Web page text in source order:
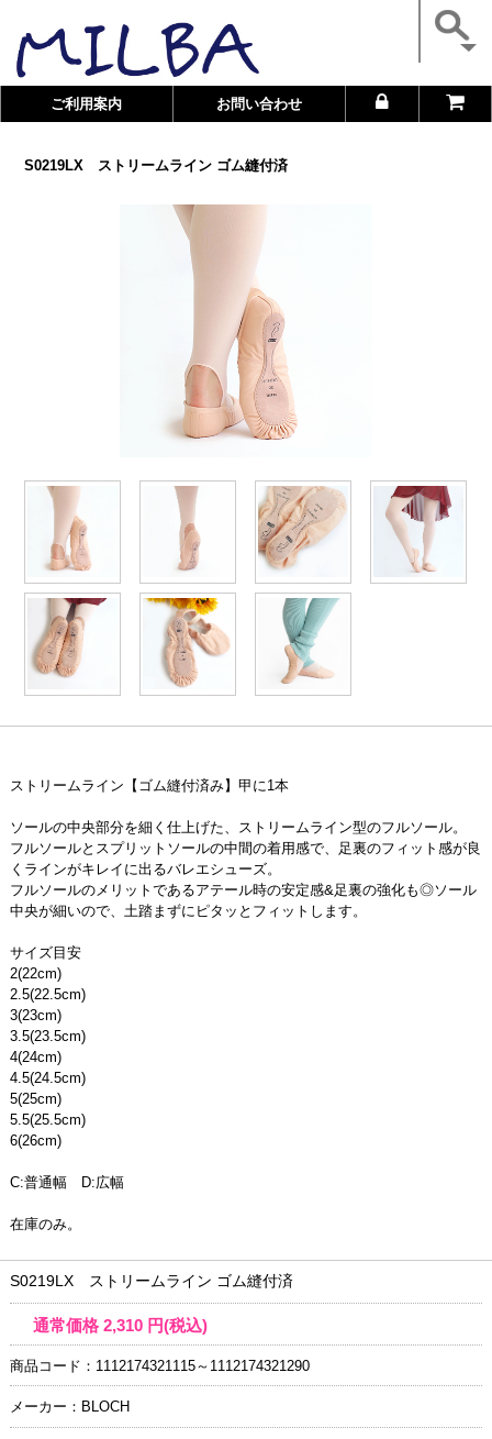
ご利用案内 お問い合わせ
S0219LX ストリームライン ゴム縫付済
ストリームライン【ゴム縫付済み】甲に1本
ソールの中央部分を細く仕上げた、ストリームライン型のフルソール。
フルソールとスプリットソールの中間の着用感で、足裏のフィット感が良
くラインがキレイに出るバレエシューズ。
フルソールのメリットであるアテール時の安定感&足裏の強化も◎ソール
中央が細いので、土踏まずにピタッとフィットします。
サイズ目安
2(22cm)
2.5(22.5cm)
3(23cm)
3.5(23.5cm)
4(24cm)
4.5(24.5cm)
5(25cm)
5.5(25.5cm)
6(26cm)
C:普通幅 D:広幅
在庫のみ。
S0219LX ストリームライン ゴム縫付済
通常価格 2,310円(税込)
商品コード：1112174321115～1112174321290
メーカー：BLOCH